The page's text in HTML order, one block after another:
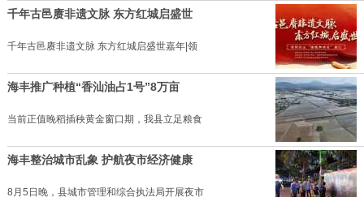
千年古邑赓非遗文脉 东方红城启盛世
千年古邑赓非遗文脉 东方红城启盛世嘉年|领
海丰推广种植“香汕油占1号”8万亩
当前正值晚稻插秧黄金窗口期，我县立足粮食
海丰整治城市乱象 护航夜市经济健康
8月5日晚，县城市管理和综合执法局开展夜市